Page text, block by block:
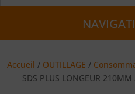
Accueil / OUTILLAGE /
SDS PLUS LONGEUR